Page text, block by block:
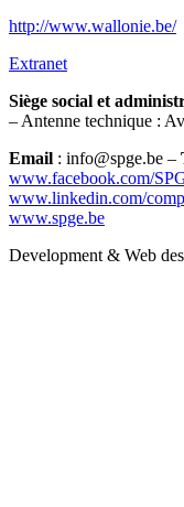
http://www.wallonie.be/
Extranet
Siège social et
– Antenne technique :
Email : info@spge.be –
www.facebook.com/
www.linkedin.com/
www.spge.be
Development & Web